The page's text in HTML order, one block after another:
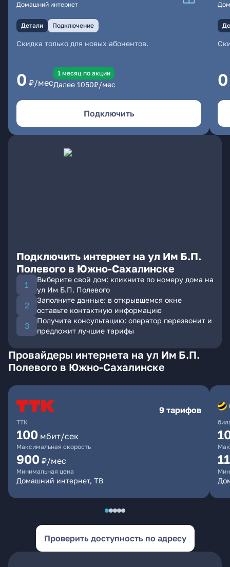
Домашний интернет
Детали Подключение
Скидка только для новых абонентов.
0 ₽/мес
1 месяц по акции
Далее 1050₽/мес
Подключить
0
Подключить интернет на ул Им Б.П.
Полевого в Южно-Сахалинске
Выберите свой дом: кликните по номеру дома на
ул Им Б.П. Полевого
Заполните данные: в открывшемся окне
оставьте контактную информацию
Получите консультацию: оператор перезвонит и
предложит лучшие тарифы
Провайдеры интернета на ул Им Б.П.
Полевого в Южно-Сахалинске
ТТК
9 тарифов
100 мбит/сек
Максимальная скорость
900 ₽/мес
Минимальная цена
Домашний интернет, ТВ
Проверить доступность по адресу